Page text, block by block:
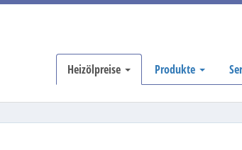
Heizölpreise Produkte